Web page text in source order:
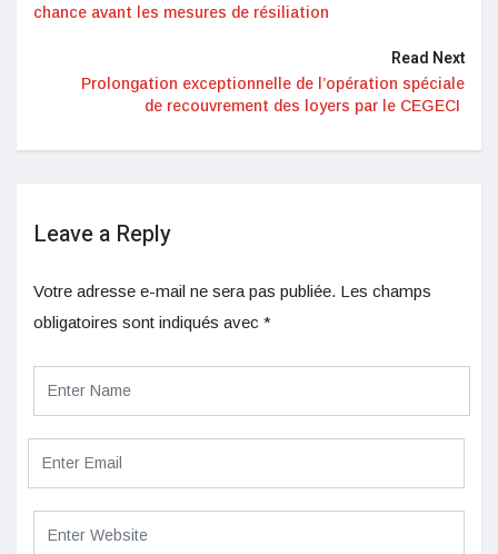
chance avant les mesures de résiliation
Read Next
Prolongation exceptionnelle de l’opération spéciale
de recouvrement des loyers par le CEGECI
Leave a Reply
Votre adresse e-mail ne sera pas publiée. Les champs
obligatoires sont indiqués avec *